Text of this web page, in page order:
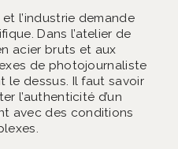
l’industrie demande
Dans l’atelier de
acier bruts et aux
de photojournaliste
le dessus. Il faut savoir
l’authenticité d’un
avec des conditions